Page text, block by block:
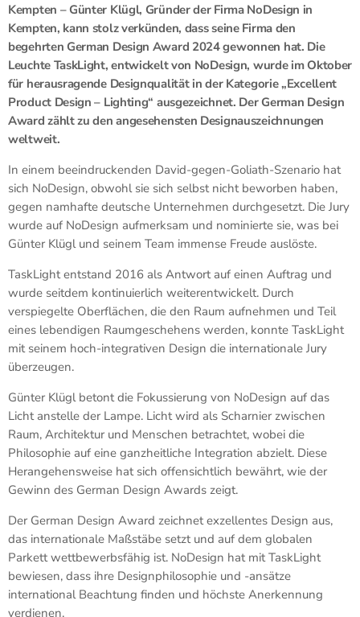
Kempten – Günter Klügl, Gründer der Firma NoDesign in
Kempten, kann stolz verkünden, dass seine Firma den
begehrten German Design Award 2024 gewonnen hat. Die
Leuchte TaskLight, entwickelt von NoDesign, wurde im Oktober
für herausragende Designqualität in der Kategorie „Excellent
Product Design – Lighting“ ausgezeichnet. Der German Design
Award zählt zu den angesehensten Designauszeichnungen
weltweit.
In einem beeindruckenden David-gegen-Goliath-Szenario hat
sich NoDesign, obwohl sie sich selbst nicht beworben haben,
gegen namhafte deutsche Unternehmen durchgesetzt. Die Jury
wurde auf NoDesign aufmerksam und nominierte sie, was bei
Günter Klügl und seinem Team immense Freude auslöste.
TaskLight entstand 2016 als Antwort auf einen Auftrag und
wurde seitdem kontinuierlich weiterentwickelt. Durch
verspiegelte Oberflächen, die den Raum aufnehmen und Teil
eines lebendigen Raumgeschehens werden, konnte TaskLight
mit seinem hoch-integrativen Design die internationale Jury
überzeugen.
Günter Klügl betont die Fokussierung von NoDesign auf das
Licht anstelle der Lampe. Licht wird als Scharnier zwischen
Raum, Architektur und Menschen betrachtet, wobei die
Philosophie auf eine ganzheitliche Integration abzielt. Diese
Herangehensweise hat sich offensichtlich bewährt, wie der
Gewinn des German Design Awards zeigt.
Der German Design Award zeichnet exzellentes Design aus,
das internationale Maßstäbe setzt und auf dem globalen
Parkett wettbewerbsfähig ist. NoDesign hat mit TaskLight
bewiesen, dass ihre Designphilosophie und -ansätze
international Beachtung finden und höchste Anerkennung
verdienen.